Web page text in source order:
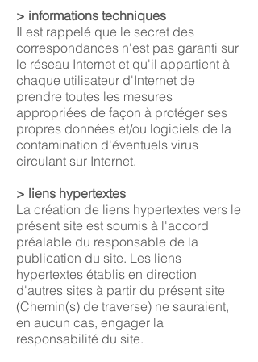
> informations techniques
Il est rappelé que le secret des
correspondances n'est pas garanti sur
le réseau Internet et qu'il appartient à
chaque utilisateur d'Internet de
prendre toutes les mesures
appropriées de façon à protéger ses
propres données et/ou logiciels de la
contamination d'éventuels virus
circulant sur Internet.
> liens hypertextes
La création de liens hypertextes vers le
présent site est soumis à l'accord
préalable du responsable de la
publication du site. Les liens
hypertextes établis en direction
d'autres sites à partir du présent site
(Chemin(s) de traverse) ne sauraient,
en aucun cas, engager la
responsabilité du site.